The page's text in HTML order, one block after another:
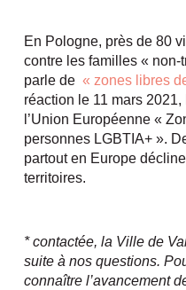
En Pologne, près de 80
contre les familles «
parle de « zones libres
réaction le 11 mars
l’Union Européenne «
personnes LGBTIA+ ».
partout en Europe
territoires.
* contactée, la Ville de
suite à nos questions.
connaître l’avancement